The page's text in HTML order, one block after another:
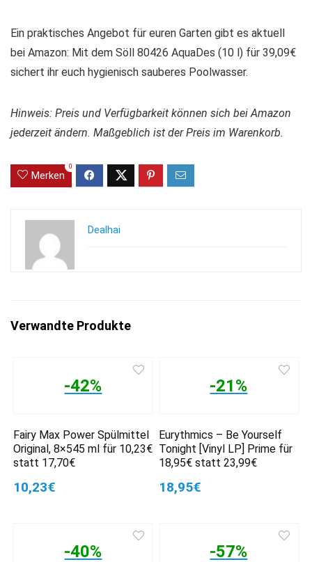
Ein praktisches Angebot für euren Garten gibt es aktuell
bei Amazon: Mit dem Söll 80426 AquaDes (10 l) für 39,09€
sichert ihr euch hygienisch sauberes Poolwasser.
Hinweis: Preis und Verfügbarkeit können sich bei Amazon
jederzeit ändern. Maßgeblich ist der Preis im Warenkorb.
Merken
0
Dealhai
Verwandte Produkte
-42%
Fairy Max Power Spülmittel
Original, 8×545 ml für 10,23€
statt 17,70€
10,23€
-21%
Eurythmics – Be Yourself
Tonight [Vinyl LP] Prime für
18,95€ statt 23,99€
18,95€
-40% -57%